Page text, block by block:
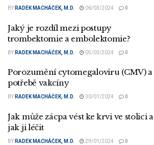
BY RADEK MACHÁČEK, M.D. 06/03/2024 0
Jaký je rozdíl mezi postupy
trombektomie a embolektomie?
BY RADEK MACHÁČEK, M.D. 05/03/2024 0
Porozumění cytomegaloviru (CMV) a
potřebě vakcíny
BY RADEK MACHÁČEK, M.D. 30/01/2024 0
Jak může zácpa vést ke krvi ve stolici a
jak ji léčit
BY RADEK MACHÁČEK, M.D. 29/01/2024 0